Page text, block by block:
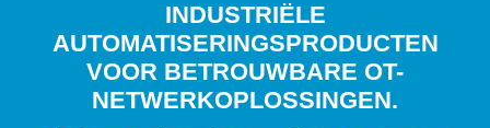
INDUSTRIËLE
AUTOMATISERINGSPRODUCTEN
VOOR BETROUWBARE OT-
NETWERKOPLOSSINGEN.